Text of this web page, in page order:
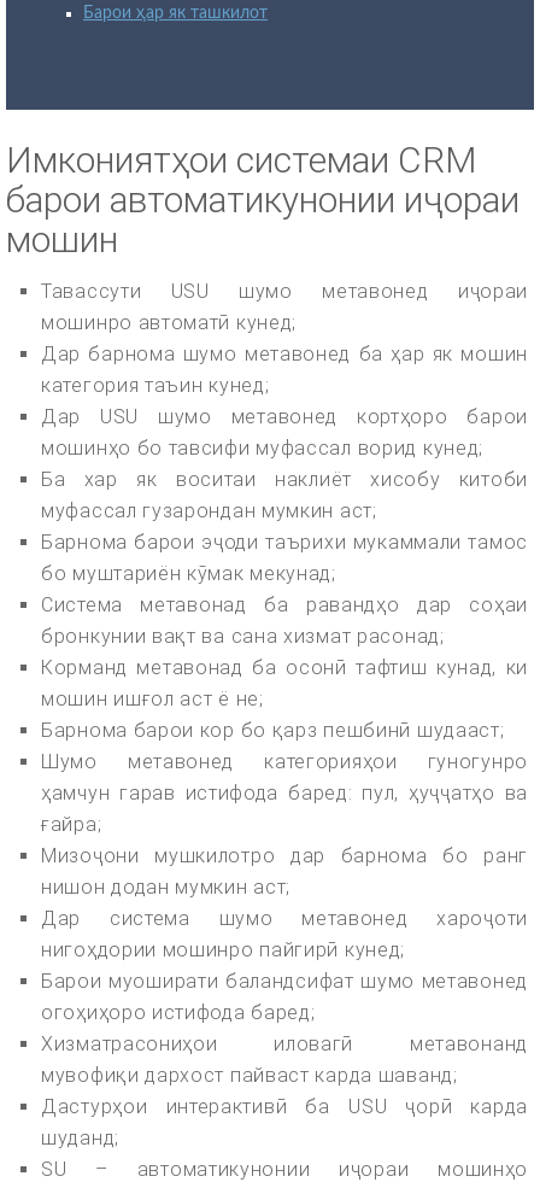
Барои ҳар як ташкилот
Имкониятҳои системаи CRM
барои автоматикунонии иҷораи
мошин
Тавассути USU шумо метавонед иҷораи
мошинро автоматӣ кунед;
Дар барнома шумо метавонед ба ҳар як мошин
категория таъин кунед;
Дар USU шумо метавонед кортҳоро барои
мошинҳо бо тавсифи муфассал ворид кунед;
Ба хар як воситаи наклиёт хисобу китоби
муфассал гузарондан мумкин аст;
Барнома барои эҷоди таърихи мукаммали тамос
бо муштариён кӯмак мекунад;
Система метавонад ба равандҳо дар соҳаи
бронкунии вақт ва сана хизмат расонад;
Корманд метавонад ба осонӣ тафтиш кунад, ки
мошин ишғол аст ё не;
Барнома барои кор бо қарз пешбинӣ шудааст;
Шумо метавонед категорияҳои гуногунро
ҳамчун гарав истифода баред: пул, ҳуҷҷатҳо ва
ғайра;
Мизоҷони мушкилотро дар барнома бо ранг
нишон додан мумкин аст;
Дар система шумо метавонед хароҷоти
нигоҳдории мошинро пайгирӣ кунед;
Барои муоширати баландсифат шумо метавонед
огоҳиҳоро истифода баред;
Хизматрасониҳои иловагӣ метавонанд
мувофиқи дархост пайваст карда шаванд;
Дастурҳои интерактивӣ ба USU ҷорӣ карда
шуданд;
SU – автоматикунонии иҷораи мошинҳо